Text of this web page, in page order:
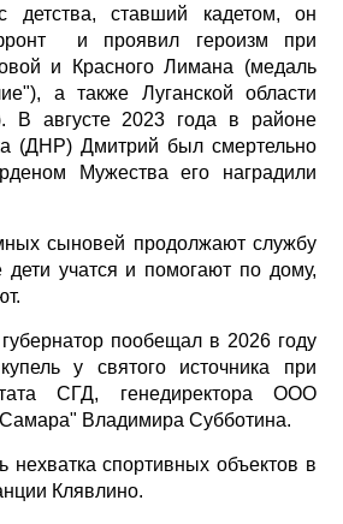
ставший кадетом, он
и проявил героизм при
и Красного Лимана (медаль
а также Луганской области
В августе 2023 года в районе
(ДНР) Дмитрий был смертельно
Мужества его наградили
сыновей продолжают службу
учатся и помогают по дому,
пообещал в 2026 году
у святого источника при
СГД, генедиректора ООО
Самара" Владимира Субботина.
нехватка спортивных объектов в
Клявлино.